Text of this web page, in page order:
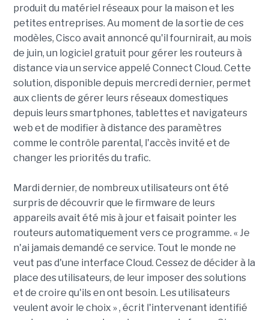
produit du matériel réseaux pour la maison et les
petites entreprises. Au moment de la sortie de ces
modèles, Cisco avait annoncé qu'il fournirait, au mois
de juin, un logiciel gratuit pour gérer les routeurs à
distance via un service appelé Connect Cloud. Cette
solution, disponible depuis mercredi dernier, permet
aux clients de gérer leurs réseaux domestiques
depuis leurs smartphones, tablettes et navigateurs
web et de modifier à distance des paramètres
comme le contrôle parental, l'accès invité et de
changer les priorités du trafic.
Mardi dernier, de nombreux utilisateurs ont été
surpris de découvrir que le firmware de leurs
appareils avait été mis à jour et faisait pointer les
routeurs automatiquement vers ce programme. « Je
n'ai jamais demandé ce service. Tout le monde ne
veut pas d'une interface Cloud. Cessez de décider à la
place des utilisateurs, de leur imposer des solutions
et de croire qu'ils en ont besoin. Les utilisateurs
veulent avoir le choix » , écrit l'intervenant identifié